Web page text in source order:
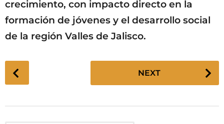
crecimiento, con impacto directo en la
formación de jóvenes y el desarrollo social
de la región Valles de Jalisco.
P
o
NEXT